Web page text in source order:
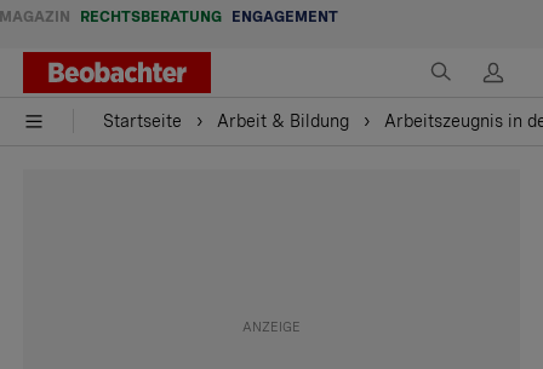
MAGAZIN RECHTSBERATUNG ENGAGEMENT
Startseite Arbeit & Bildung Arbeitszeugnis in